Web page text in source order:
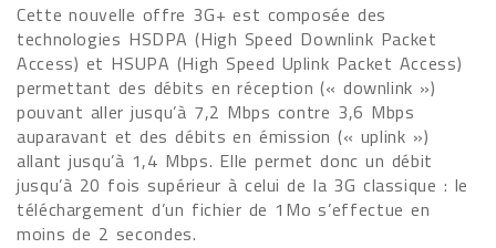
Cette nouvelle offre 3G+ est composée des
technologies HSDPA (High Speed Downlink Packet
Access) et HSUPA (High Speed Uplink Packet Access)
permettant des débits en réception (« downlink »)
pouvant aller jusqu’à 7,2 Mbps contre 3,6 Mbps
auparavant et des débits en émission (« uplink »)
allant jusqu’à 1,4 Mbps. Elle permet donc un débit
jusqu’à 20 fois supérieur à celui de la 3G classique : le
téléchargement d’un fichier de 1Mo s’effectue en
moins de 2 secondes.